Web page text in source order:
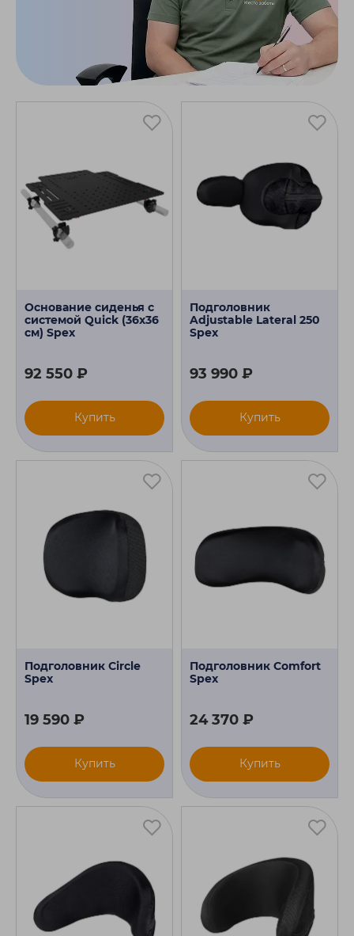
Основание сиденья с
системой Quick (36х36
см) Spex
92 550 ₽
Купить
Подголовник
Adjustable Lateral 250
Spex
93 990 ₽
Купить
Подголовник Circle
Spex
19 590 ₽
Купить
Подголовник Comfort
Spex
24 370 ₽
Купить